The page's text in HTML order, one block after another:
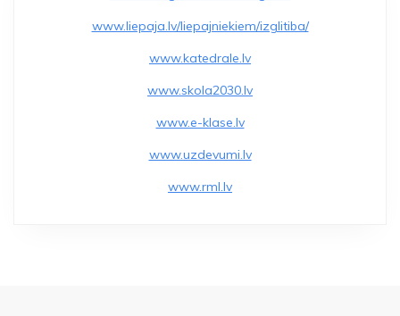
www.liepaja.lv/liepajniekiem/izglitiba/
www.katedrale.lv
www.skola2030.lv
www.e-klase.lv
www.uzdevumi.lv
www.rml.lv